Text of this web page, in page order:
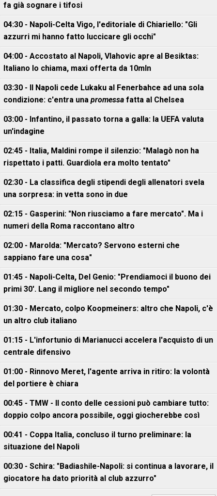
fa già sognare i tifosi
04:30 - Napoli-Celta Vigo, l'editoriale di Chiariello: "Gli
azzurri mi hanno fatto luccicare gli occhi"
04:00 - Accostato al Napoli, Vlahovic apre al Besiktas:
Italiano lo chiama, maxi offerta da 10mln
03:30 - Il Napoli cede Lukaku al Fenerbahce ad una sola
condizione: c'entra una promessa fatta al Chelsea
03:00 - Infantino, il passato torna a galla: la UEFA valuta
un'indagine
02:45 - Italia, Maldini rompe il silenzio: "Malagò non ha
rispettato i patti. Guardiola era molto tentato"
02:30 - La classifica degli stipendi degli allenatori svela
una sorpresa: in vetta sono in due
02:15 - Gasperini: "Non riusciamo a fare mercato". Ma i
numeri della Roma raccontano altro
02:00 - Marolda: "Mercato? Servono esterni che
sappiano fare una cosa"
01:45 - Napoli-Celta, Del Genio: "Prendiamoci il buono dei
primi 30'. Lang il migliore nel secondo tempo"
01:30 - Mercato, colpo Koopmeiners: altro che Napoli, c'è
un altro club italiano
01:15 - L'infortunio di Marianucci accelera l'acquisto di un
centrale difensivo
01:00 - Rinnovo Meret, l'agente arriva in ritiro: la volontà
del portiere è chiara
00:45 - TMW - Il conto delle cessioni può cambiare tutto:
doppio colpo ancora possibile, oggi giocherebbe così
00:41 - Coppa Italia, concluso il turno preliminare: la
situazione del Napoli
00:30 - Schira: "Badiashile-Napoli: si continua a lavorare, il
giocatore ha dato priorità al club azzurro"